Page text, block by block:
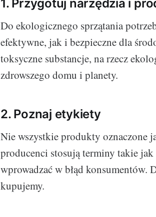
1. Przygotuj narzędzia i
Do ekologicznego sprzątania
efektywne, jak i bezpieczne dla
toksyczne substancje, na rzecz
zdrowszego domu i planety.
2. Poznaj etykiety
Nie wszystkie produkty oznaczone
producenci stosują terminy takie
wprowadzać w błąd konsumentów.
kupujemy.